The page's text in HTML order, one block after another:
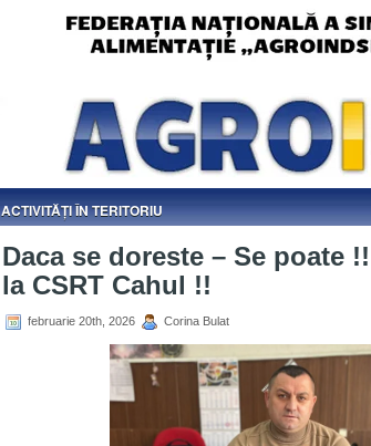
ACTIVITĂȚI ÎN TERITORIU
Daca se doreste – Se poate
la CSRT Cahul !!
februarie 20th, 2026 Corina Bulat